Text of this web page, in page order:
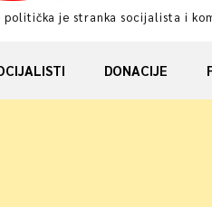
je stranka socijalista i
DONACIJE